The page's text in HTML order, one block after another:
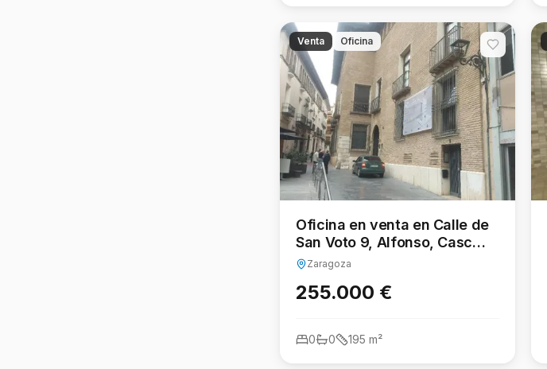
Venta Oficina
Oficina en venta en Calle de
San Voto 9, Alfonso, Casco
Historico, Zaragoza
Zaragoza
255.000 €
0 0 195 m²